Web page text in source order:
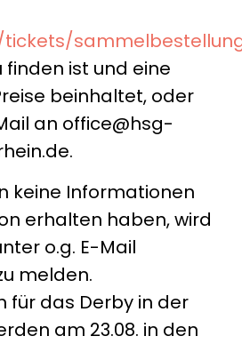
tickets/
finden ist und eine
beinhaltet, oder
an office@hsg-
keine Informationen
erhalten haben, wird
o.g. E-Mail
melden.
für das Derby in der
am 23.08. in den